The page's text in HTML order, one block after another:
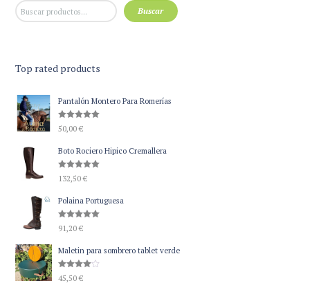
Buscar
Top rated products
Pantalón Montero Para Romerías
Valorado
con5.00
50,00€
Boto Rociero Hipico Cremallera
Valorado
con5.00
132,50€
Polaina Portuguesa
Valorado
con5.00
91,20€
Maletin para sombrero tablet verde
Valorado
con4.00
45,50€